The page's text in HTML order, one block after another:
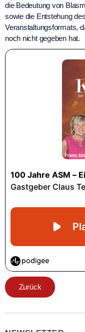
die Bedeutung von
sowie die Entstehung
Veranstaltungsformats,
noch nicht gegeben hat.
Zurück